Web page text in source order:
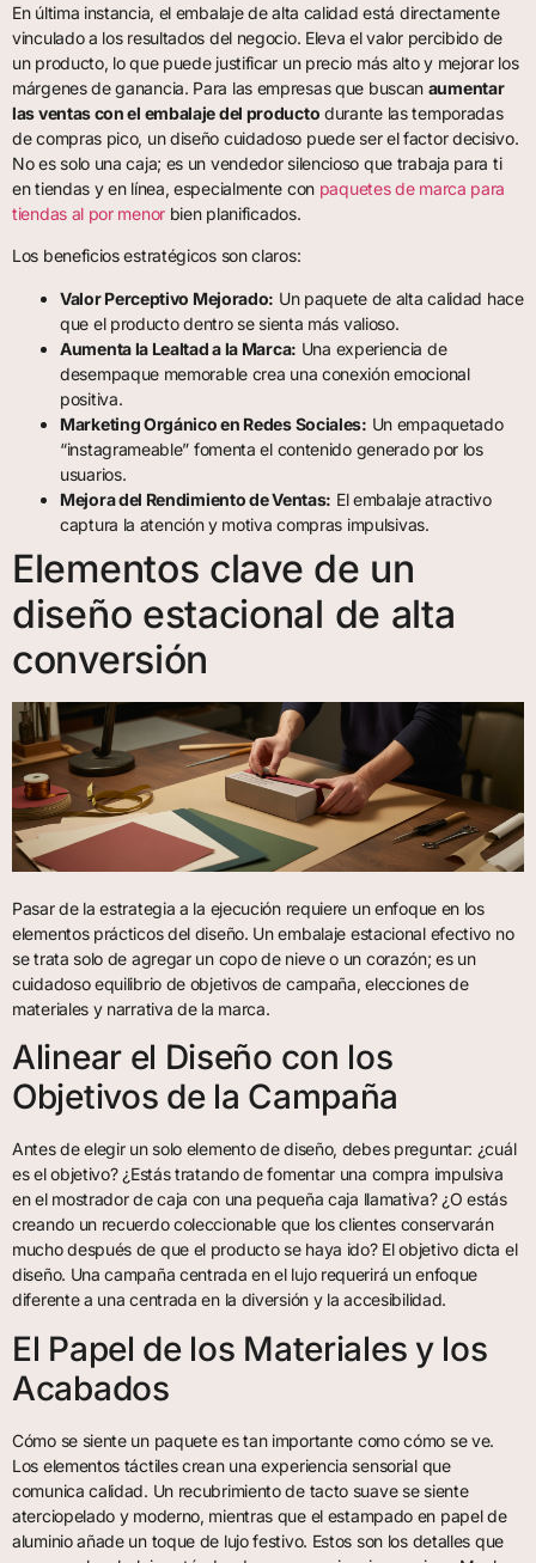
En última instancia, el embalaje de alta calidad está directamente
vinculado a los resultados del negocio. Eleva el valor percibido de
un producto, lo que puede justificar un precio más alto y mejorar los
márgenes de ganancia. Para las empresas que buscan aumentar
las ventas con el embalaje del producto durante las temporadas
de compras pico, un diseño cuidadoso puede ser el factor decisivo.
No es solo una caja; es un vendedor silencioso que trabaja para ti
en tiendas y en línea, especialmente con paquetes de marca para
tiendas al por menor bien planificados.
Los beneficios estratégicos son claros:
Valor Perceptivo Mejorado: Un paquete de alta calidad hace
que el producto dentro se sienta más valioso.
Aumenta la Lealtad a la Marca: Una experiencia de
desempaque memorable crea una conexión emocional
positiva.
Marketing Orgánico en Redes Sociales: Un empaquetado
“instagrameable” fomenta el contenido generado por los
usuarios.
Mejora del Rendimiento de Ventas: El embalaje atractivo
captura la atención y motiva compras impulsivas.
Elementos clave de un
diseño estacional de alta
conversión
Pasar de la estrategia a la ejecución requiere un enfoque en los
elementos prácticos del diseño. Un embalaje estacional efectivo no
se trata solo de agregar un copo de nieve o un corazón; es un
cuidadoso equilibrio de objetivos de campaña, elecciones de
materiales y narrativa de la marca.
Alinear el Diseño con los
Objetivos de la Campaña
Antes de elegir un solo elemento de diseño, debes preguntar: ¿cuál
es el objetivo? ¿Estás tratando de fomentar una compra impulsiva
en el mostrador de caja con una pequeña caja llamativa? ¿O estás
creando un recuerdo coleccionable que los clientes conservarán
mucho después de que el producto se haya ido? El objetivo dicta el
diseño. Una campaña centrada en el lujo requerirá un enfoque
diferente a una centrada en la diversión y la accesibilidad.
El Papel de los Materiales y los
Acabados
Cómo se siente un paquete es tan importante como cómo se ve.
Los elementos táctiles crean una experiencia sensorial que
comunica calidad. Un recubrimiento de tacto suave se siente
aterciopelado y moderno, mientras que el estampado en papel de
aluminio añade un toque de lujo festivo. Estos son los detalles que